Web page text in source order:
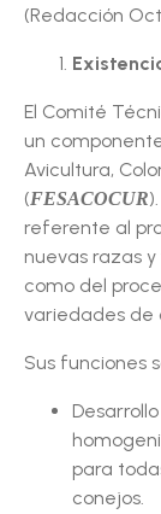
(Redacción
El Comité
un
Avicultura,
(FESACOCUR
referente al
nuevas razas
como del
variedades de
Sus funciones
para
conejos.